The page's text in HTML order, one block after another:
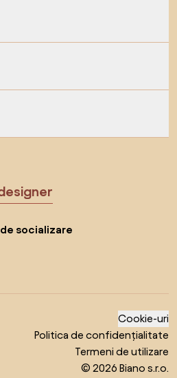
socializare
Cookie-uri
Politica de confidențialitate
Termeni de utilizare
© 2026 Biano s.r.o.